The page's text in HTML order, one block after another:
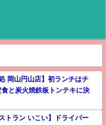
岡山円山店】初ランチはチ
と炭火焼鉄板トンテキに決
トラン いこい】ドライバー